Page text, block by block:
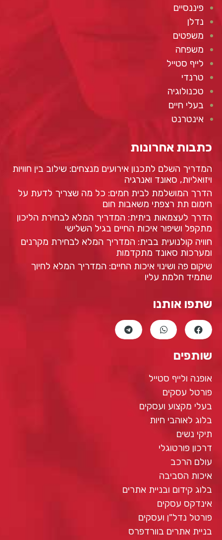
פיננסיים
נדלן
משפטים
משפחה
לייף סטייל
טרנדי
טכנולוגיה
בעלי חיים
אינטרנט
כתבות אחרונות
המדריך השלם לתכנון אירועים מנצחים: שילוב בין חוויות
ויזואליות, סאונד ואנרגיה
הדרך המושלמת לבית חמים: כל מה שצריך לדעת על
חימום תת רצפתי משאבות חום
הדרך לעצמאות ביתית: המדריך המלא לבחירת הליכון
מתקפל ושיפור איכות החיים בגיל השלישי
חוויה קולנועית בבית: המדריך המלא לבחירת מקרנים
ומערכות סאונד מתקדמות
שיקום פה ושינוי איכות החיים: המדריך המלא לחיוך
שתמיד חלמת עליו
שתפו אותנו
שותפים
אופנה ולייף סטייל
פורטל עסקים
בעלי מקצוע ועסקים
בלוג לאוהבי חיות
תיקי נשים
דרכון פורטוגלי
עולם הרכב
איכות הסביבה
בלוג קידום ובניית אתרים
אינדקס עסקים
פורטל נדל"ן ועסקים
בניית אתרים בוורדפרס